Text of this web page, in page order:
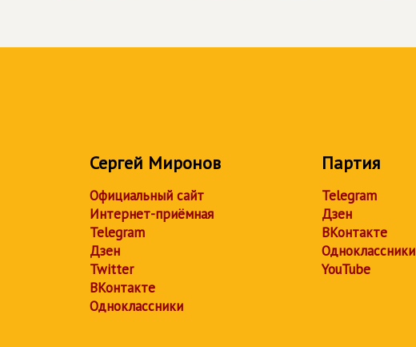
Сергей Миронов
Официальный сайт
Интернет-приёмная
Telegram
Дзен
Twitter
ВКонтакте
Одноклассники
Партия
Telegram
Дзен
ВКонтакте
Одноклассники
YouTube